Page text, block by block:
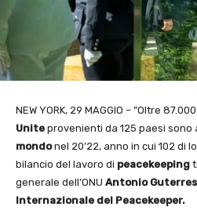
NEW YORK, 29 MAGGIO – ”Oltre 87.000
Unite provenienti da 125 paesi sono
mondonel 20’22, anno in cui 102 di
bilancio del lavoro di peacekeeping
generale dell’ONU Antonio Guterres
Internazionale del Peacekeeper.